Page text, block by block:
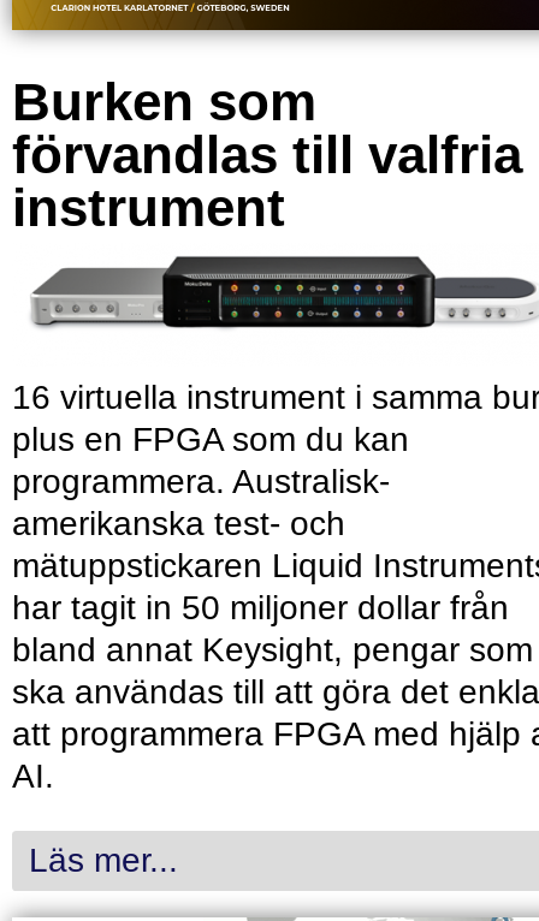
Burken som
förvandlas till valfria
instrument
16 virtuella instrument i samma
plus en FPGA som du kan
programmera. Australisk-
amerikanska test- och
mätuppstickaren Liquid
har tagit in 50 miljoner dollar från
bland annat Keysight, pengar som
ska användas till att göra det
att programmera FPGA med hjälp
AI.
Läs mer...